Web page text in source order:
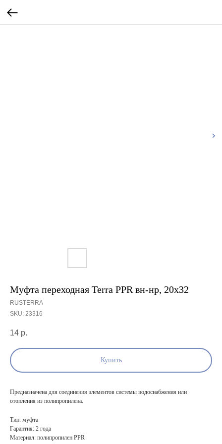
Муфта переходная Terra PPR вн-нр, 20х32
RUSTERRA
SKU: 23316
14 р.
Купить
Предназначена для соединения элементов системы водоснабжения или
отопления из полипропилена.
Тип: муфта
Гарантия: 2 года
Материал: полипропилен PPR